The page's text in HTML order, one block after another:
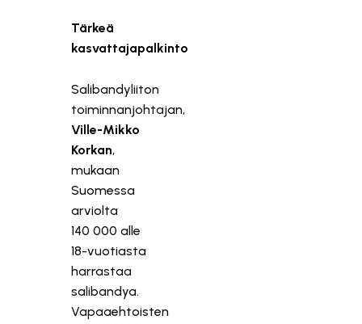
Tärkeä
kasvattajapalkinto
Salibandyliiton
toiminnanjohtajan,
Ville-Mikko
Korkan,
mukaan
Suomessa
arviolta
140 000 alle
18-vuotiasta
harrastaa
salibandya.
Vapaaehtoisten